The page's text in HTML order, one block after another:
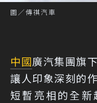
圖／傳祺汽車
中國廣汽集團旗
讓人印象深刻的
短暫亮相的全